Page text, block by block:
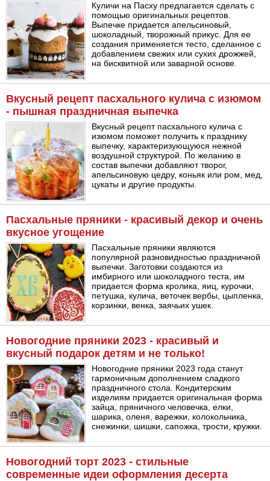
Куличи на Пасху предлагается сделать с
помощью оригинальных рецептов.
Выпечке придается апельсиновый,
шоколадный, творожный прикус. Для ее
создания применяется тесто, сделанное с
добавлением свежих или сухих дрожжей,
на бисквитной или заварной основе.
Вкусный рецепт пасхального кулича с изюмом
- пышная праздничная выпечка
Вкусный рецепт пасхального кулича с
изюмом поможет получить к празднику
выпечку, характеризующуюся нежной
воздушной структурой. По желанию в
состав выпечки добавляют творог,
апельсиновую цедру, коньяк или ром, мед,
цукаты и другие продукты.
Пасхальные пряники - красивый декор и очень
вкусное угощение
Пасхальные пряники являются
популярной разновидностью праздничной
выпечки. Заготовки создаются из
имбирного или шоколадного теста, им
придается форма кролика, яиц, курочки,
петушка, кулича, веточек вербы, цыпленка,
корзинки, венка, заячьих ушек.
Новогодние пряники 2023 - красивый и
вкусный подарок детям и не только!
Новогодние пряники 2023 года станут
гармоничным дополнением сладкого
праздничного стола. Кондитерским
изделиям придается оригинальная форма
зайца, пряничного человечка, елки,
шарика, оленя, варежки, колокольчика,
снежинки, шишки, сапожка, трости, кружки.
Новогодний торт 2023 - стильные
современные идеи оформления десерта